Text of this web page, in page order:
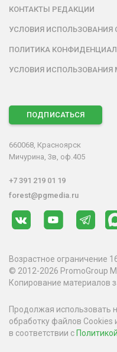
КОНТАКТЫ РЕДАКЦИИ
УСЛОВИЯ ИСПОЛЬЗОВАНИЯ
ПОЛИТИКА
УСЛОВИЯ ИСПОЛЬЗОВАНИЯ
ПОДПИСАТЬСЯ
660068, Красноярск
Мичурина, 3в, оф.405
+7 391 219 01 19
forest@pgmedia.ru
Возрастное ограничение
© 2012-2026 PromoGroup
Копирование материалов
Продолжая использовать
обработку файлов Cookies
в соответствии с